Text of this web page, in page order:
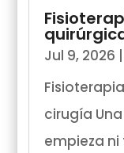
Jul 9, 2026 |
cirugía
empieza